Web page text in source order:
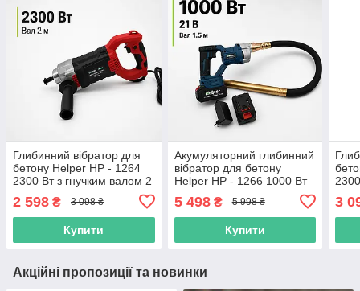
Глибинний вібратор для
бетону Helper HP - 1264
2300 Вт з гнучким валом 2
м для фундаментних та
монолітних робіт
2 598 ₴ 3 098 ₴
Купити
Акумуляторний глибинний
вібратор для бетону
Helper HP - 1266 1000 Вт
акумуляторами
5 498₴ 5 998 ₴
Купити
3
Акційні пропозиції та новинки